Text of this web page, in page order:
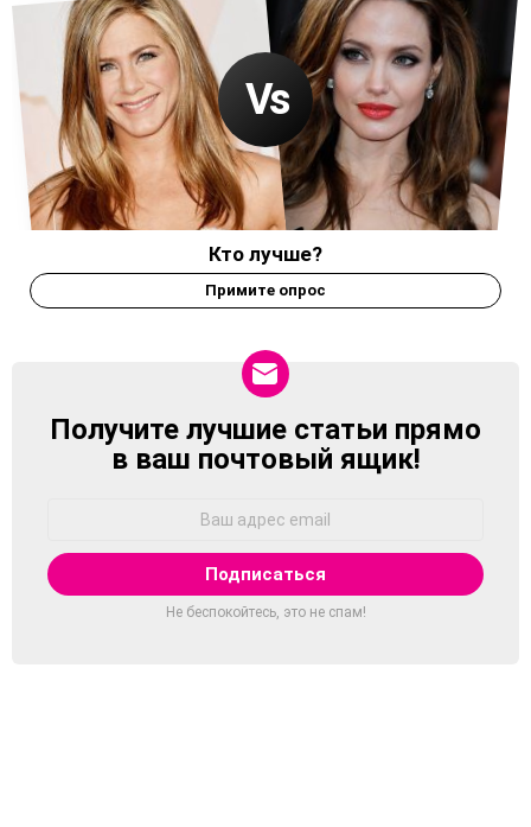
Кто лучше?
Примите опрос
NEWSLETTER
Получите лучшие статьи прямо
в ваш почтовый ящик!
Не беспокойтесь, это не спам!